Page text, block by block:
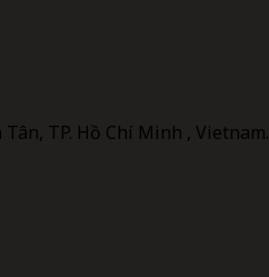
TP. Hồ Chí Minh , Vietnam.